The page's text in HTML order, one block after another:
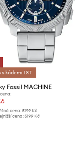
s kódem: LST
Fossil MACHINE
cena: 5199 Kč
cena: 5199 Kč